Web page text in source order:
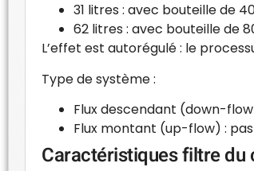
31 litres : avec bouteille de
62 litres : avec bouteille de
L’effet est autorégulé : le
Type de système :
Flux descendant (down-
Flux montant (up-flow) :
Caractéristiques filtre du